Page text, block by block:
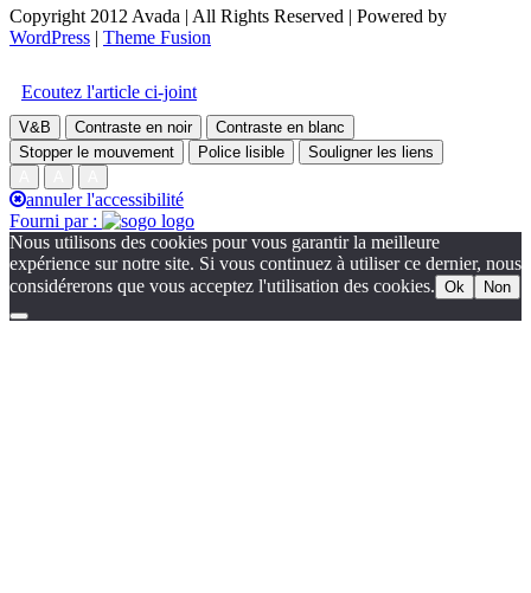
Copyright 2012 Avada | All Rights Reserved | Powered by
WordPress | Theme Fusion
Bar
Area
Ecoutez l'article ci-joint
V&B Contraste en noir
Contraste en blanc
Stopper le mouvement
Police lisible
Souligner les liens
annuler l'accessibilité
Fourni par :
Nous utilisons des cookies pour vous garantir la meilleure
expérience sur notre site. Si vous continuez à utiliser ce dernier, nous
considérerons que vous acceptez l'utilisation des cookies. Ok Non